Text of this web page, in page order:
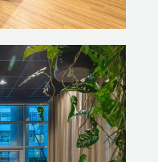
een ruime 8 op
metamorfose
zie ik alle vormen
komen even
graag. Met dit traject
de lat gelegd voor